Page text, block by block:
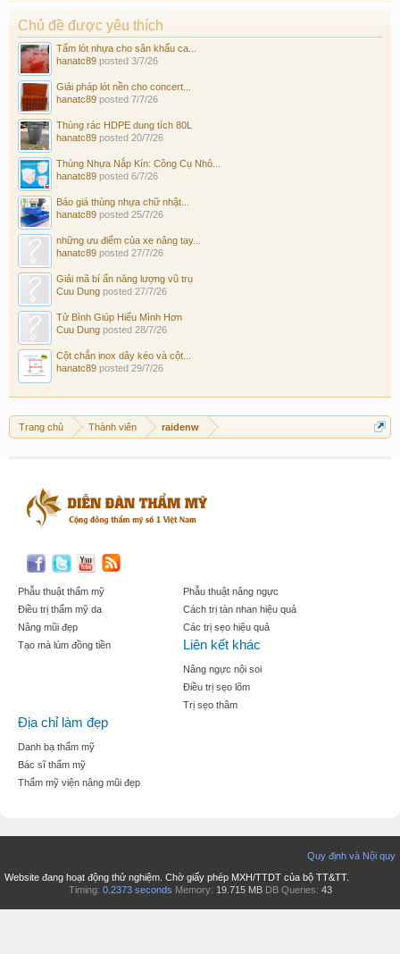
Chủ đề được yêu thích
Tấm lót nhựa cho sân khấu ca...
hanatc89 posted 3/7/26
Giải pháp lót nền cho concert...
hanatc89 posted 7/7/26
Thùng rác HDPE dung tích 80L
hanatc89 posted 20/7/26
Thùng Nhựa Nắp Kín: Công Cụ Nhỏ...
hanatc89 posted 6/7/26
Báo giá thùng nhựa chữ nhật...
hanatc89 posted 25/7/26
những ưu điểm của xe nâng tay...
hanatc89 posted 27/7/26
Giải mã bí ẩn năng lượng vũ trụ
Cuu Dung posted 27/7/26
Tử Bình Giúp Hiểu Mình Hơn
Cuu Dung posted 28/7/26
Cột chắn inox dây kéo và cột...
hanatc89 posted 29/7/26
Trang chủ Thành viên raidenw
Phẫu thuật thẩm mỹ
Điều trị thẩm mỹ da
Nâng mũi đẹp
Tạo mà lúm đồng tiền
Phẫu thuật nâng ngực
Cách trị tàn nhan hiệu quả
Các trị sẹo hiệu quả
Liên kết khác
Nâng ngực nội soi
Điều trị sẹo lõm
Trị sẹo thâm
Địa chỉ làm đẹp
Danh bạ thẩm mỹ
Bác sĩ thẩm mỹ
Thẩm mỹ viện nâng mũi đẹp
Quy định và Nội quy
Website đang hoạt động thử nghiệm. Chờ giấy phép MXH/TTDT của bộ TT&TT.
Timing: 0.2373 seconds Memory: 19.715 MB DB Queries: 43